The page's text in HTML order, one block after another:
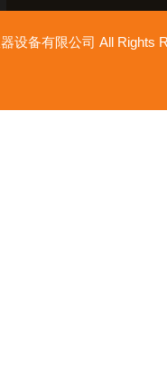
设备有限公司 All